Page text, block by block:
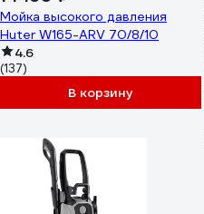
Мойка высокого давления
Huter W165-ARV 70/8/10
4.6
(137)
В корзину